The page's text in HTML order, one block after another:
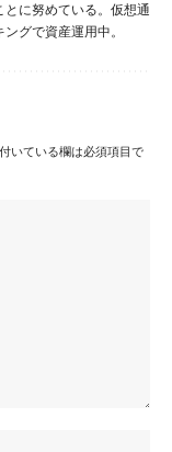
に努めている。仮想通
グで資産運用中。
いている欄は必須項目で